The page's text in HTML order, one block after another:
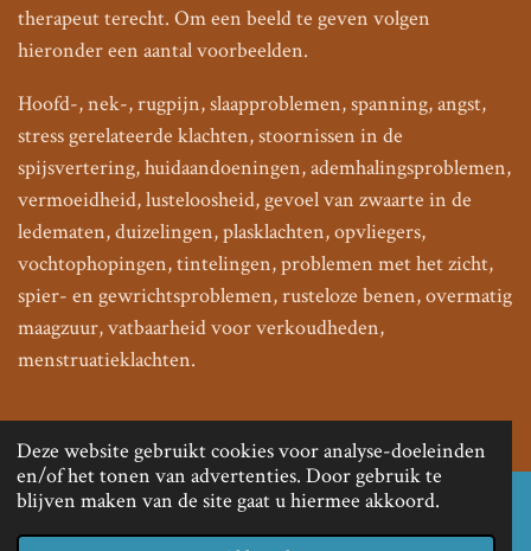
Deze website gebruikt cookies voor analyse-doeleinden
en/of het tonen van advertenties. Door gebruik te
blijven maken van de site gaat u hiermee akkoord.
therapeut terecht. Om een beeld te geven volgen
hieronder een aantal voorbeelden.
Hoofd-, nek-, rugpijn, slaapproblemen, spanning, angst,
stress gerelateerde klachten, stoornissen in de
spijsvertering, huidaandoeningen, ademhalingsproblemen,
vermoeidheid, lusteloosheid, gevoel van zwaarte in de
ledematen, duizelingen, plasklachten,opvliegers,
vochtophopingen, tintelingen, problemen met het zicht,
spier- en gewrichtsproblemen, rusteloze benen, overmatig
maagzuur, vatbaarheid voor verkoudheden,
menstruatieklachten.